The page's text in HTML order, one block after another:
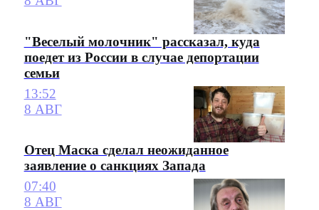
"Веселый молочник" рассказал, куда
поедет из России в случае депортации
семьи
13:52
8 АВГ
Отец Маска сделал неожиданное
заявление о санкциях Запада
07:40
8 АВГ